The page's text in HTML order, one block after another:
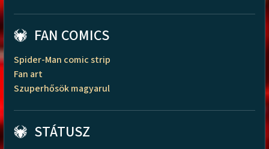
FAN COMICS
Spider-Man comic strip
Fan art
Szuperhősök magyarul
STÁTUSZ